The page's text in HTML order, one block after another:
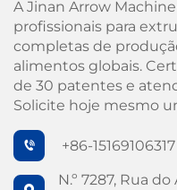
A Jinan Arrow
profissionais para
completas de
alimentos globais.
de 30 patentes e
Solicite hoje mesmo
+86-15169106317
N.º 7287, Rua